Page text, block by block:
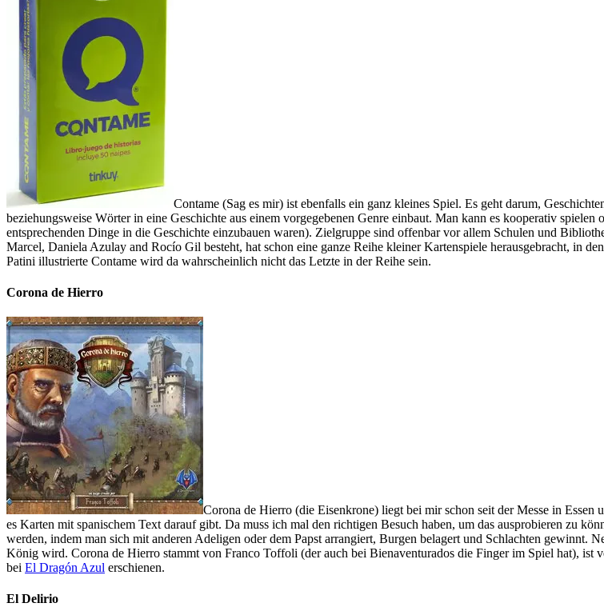
Contame (Sag es mir) ist ebenfalls ein ganz kleines Spiel. Es geht darum,
beziehungsweise Wörter in eine Geschichte aus einem vorgegebenen Genre einbaut. Man kann es kooperativ
entsprechenden Dinge in die Geschichte einzubauen waren). Zielgruppe sind offenbar vor allem Schulen und
Marcel, Daniela Azulay and Rocío Gil besteht, hat schon eine ganze Reihe kleiner Kartenspiele herausgebracht, in
Patini illustrierte Contame wird da wahrscheinlich nicht das Letzte in der Reihe sein.
Corona de Hierro
Corona de Hierro (die Eisenkrone) liegt bei mir schon seit der Messe in Essen
es Karten mit spanischem Text darauf gibt. Da muss ich mal den richtigen Besuch haben, um das ausprobieren zu
werden, indem man sich mit anderen Adeligen oder dem Papst arrangiert, Burgen belagert und Schlachten gewinnt.
König wird. Corona de Hierro stammt von Franco Toffoli (der auch bei Bienaventurados die Finger im Spiel hat),
bei El Dragón Azul erschienen.
El Delirio